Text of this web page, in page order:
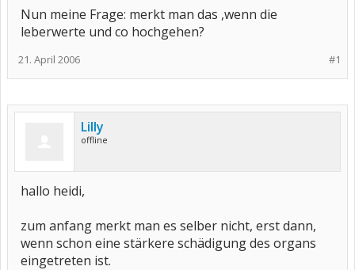
Nun meine Frage: merkt man das ,wenn die
leberwerte und co hochgehen?
#1
21. April 2006
Lilly
offline
hallo heidi,
zum anfang merkt man es selber nicht, erst dann,
wenn schon eine stärkere schädigung des organs
eingetreten ist.